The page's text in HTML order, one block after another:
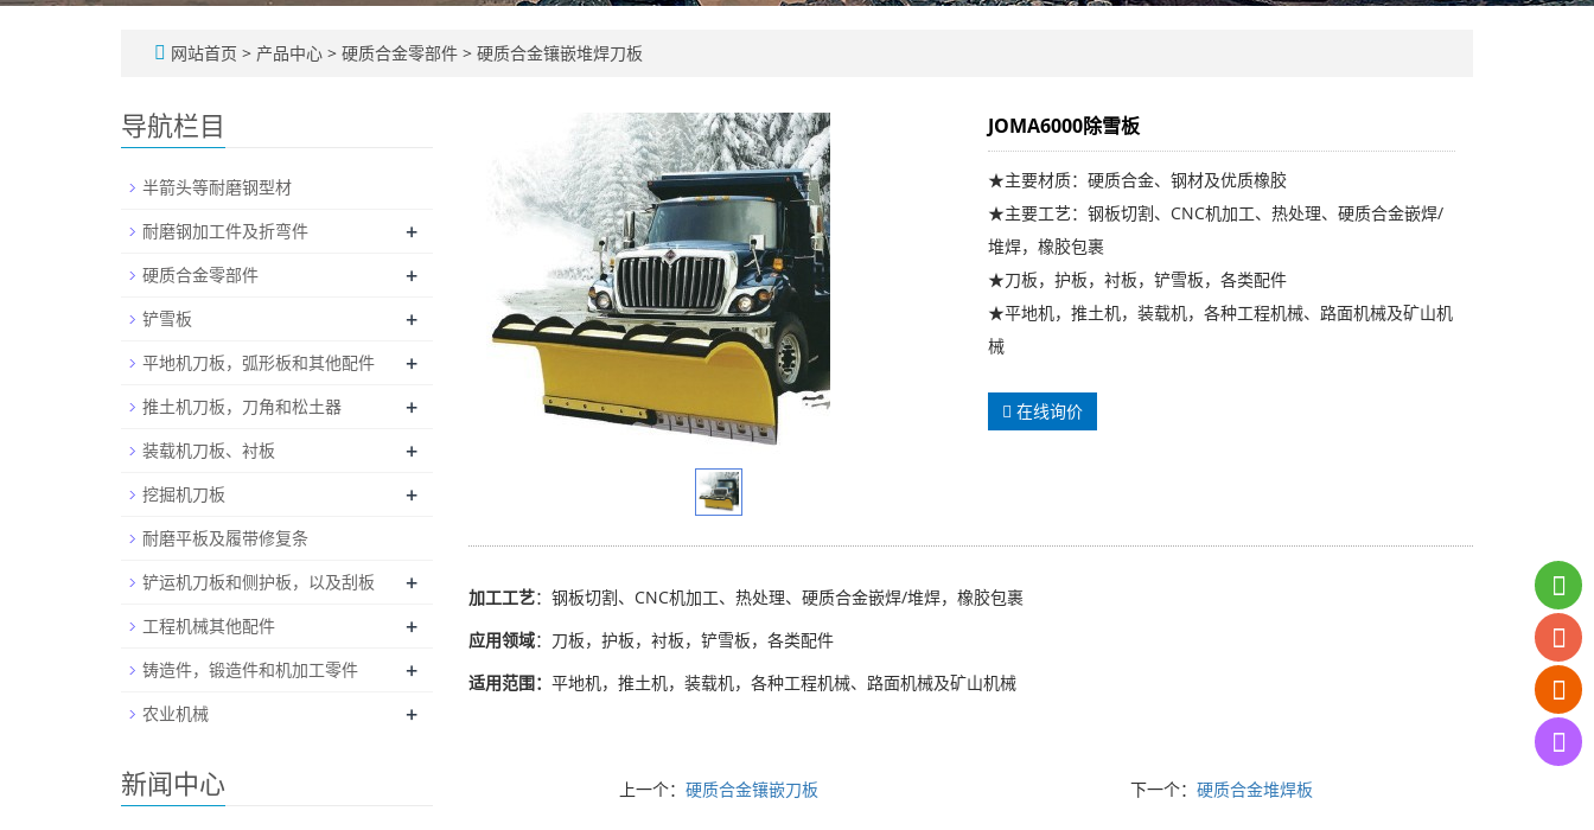
网站首页 > 产品中心 > 硬质合金零部件 > 硬质合金镶嵌堆焊刀板
JOMA6000除雪板
★主要材质：硬质合金、钢材及优质橡胶
★主要工艺：钢板切割、CNC机加工、热处理、硬质合金嵌焊/
堆焊，橡胶包裹
★刀板，护板，衬板，铲雪板，各类配件
★平地机，推土机，装载机，各种工程机械、路面机械及矿山机
械
在线询价
加工工艺：钢板切割、CNC机加工、热处理、硬质合金嵌焊/堆焊，橡胶包裹
应用领域：刀板，护板，衬板，铲雪板，各类配件
适用范围： 平地机，推土机，装载机，各种工程机械、路面机械及矿山机械
上一个：硬质合金镶嵌刀板 下一个：硬质合金堆焊板
导航栏目
半箭头等耐磨钢型材
耐磨钢加工件及折弯件
+
硬质合金零部件 +
铲雪板 +
平地机刀板，弧形板和其他配件 +
推土机刀板，刀角和松土器 +
装载机刀板、衬板 +
挖掘机刀板 +
耐磨平板及履带修复条
铲运机刀板和侧护板，以及刮板
+
工程机械其他配件 +
铸造件，锻造件和机加工零件 +
农业机械 +
新闻中心